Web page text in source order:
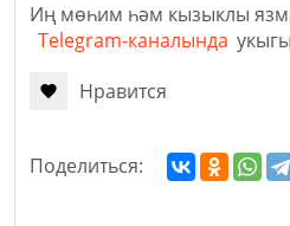
Иң мөһим һәм кызыклы
Telegram-каналында
Нравится
Поделиться: